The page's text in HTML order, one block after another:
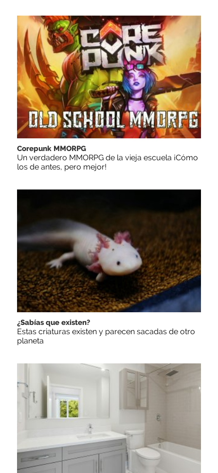
Corepunk MMORPG
Un verdadero MMORPG de la vieja escuela ¡Cómo
los de antes, pero mejor!
¿Sabías que existen?
Estas criaturas existen y parecen sacadas de otro
planeta